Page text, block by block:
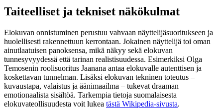
Taiteelliset ja tekniset näkökulmat
Elokuvan onnistuminen perustuu vahvaan näyttelijäsuoritukseen ja
huolellisesti rakennettuun kerrontaan. Jokainen näyttelijä toi oman
ainutlaatuisen panoksensa, mikä näkyy sekä elokuvan
tunnesyvyydessä että tarinan realistisuudessa. Esimerkiksi Olga
Temosenin roolisuoritus Jaanana antaa elokuvalle autenttisen ja
koskettavan tunnelman. Lisäksi elokuvan tekninen toteutus –
kuvaustapa, valaistus ja äänimaailma – tukevat draaman
emotionaalista sisältöä. Tarkempia tietoja suomalaisesta
elokuvateollisuudesta voit lukea tästä Wikipedia-sivusta.